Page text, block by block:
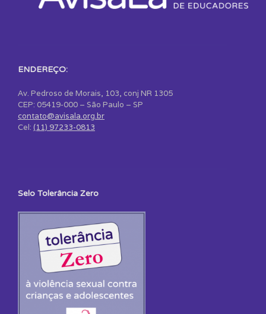
ENDEREÇO:
Av. Pedroso de Morais, 103, conj NR 1305
CEP: 05419-000 – São Paulo – SP
contato@avisala.org.br
Cel: (11) 97233-0813
Selo Tolerância Zero